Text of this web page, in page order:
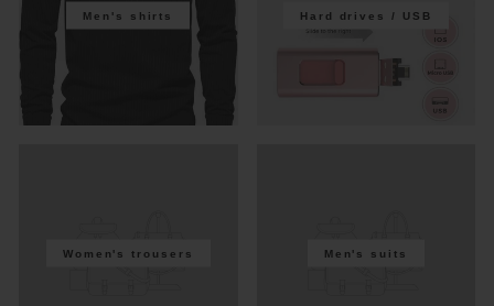
Men's shirts Hard drives / USB
Women's trousers Men's suits